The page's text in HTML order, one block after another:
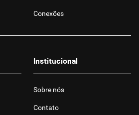
Conexões
Institucional
Sobre nós
Contato